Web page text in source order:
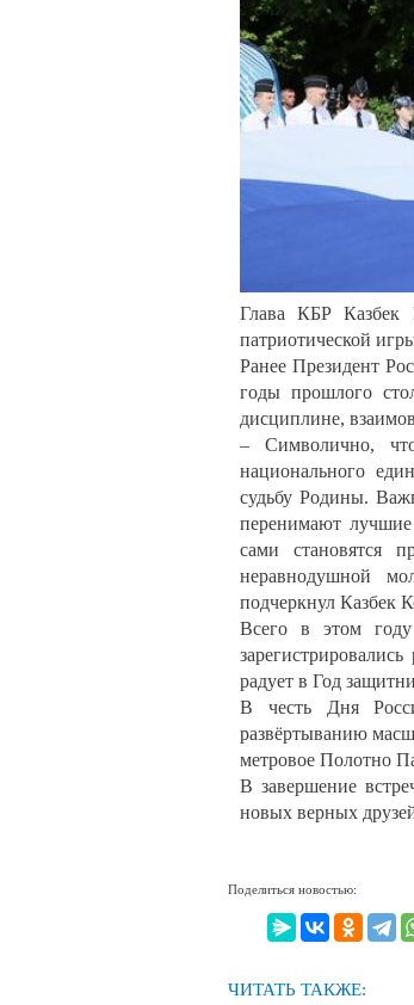
Глава КБР Казбек
патриотической
Ранее Президент
годы прошлого
дисциплине,
– Символично,
национального
судьбу Родины.
перенимают
сами становятся
неравнодушной
подчеркнул Казбек
Всего в этом
радует в Год
В честь Дня
развёртыванию
метровое Полотно
В завершение
новых верных
Поделиться новостью:
ЧИТАТЬ ТАКЖЕ: